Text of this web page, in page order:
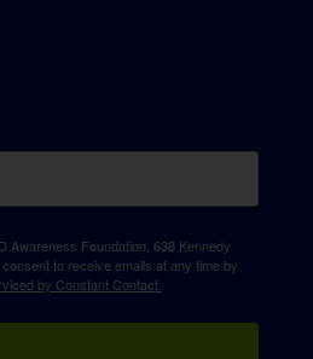
Awareness Foundation, 638 Kennedy
to receive emails at any time by
by Constant Contact.